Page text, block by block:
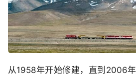
从1958年开始修建，直到2006